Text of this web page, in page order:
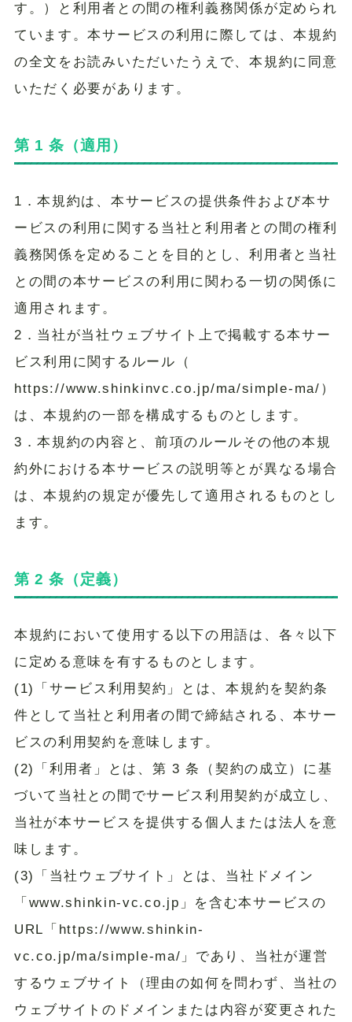
す。）と利用者との間の権利義務関係が定められ
ています。本サービスの利用に際しては、本規約
の全文をお読みいただいたうえで、本規約に同意
いただく必要があります。
第 1 条（適用）
1．本規約は、本サービスの提供条件および本サ
ービスの利用に関する当社と利用者との間の権利
義務関係を定めることを目的とし、利用者と当社
との間の本サービスの利用に関わる一切の関係に
適用されます。
2．当社が当社ウェブサイト上で掲載する本サー
ビス利用に関するルール（
https://www.shinkinvc.co.jp/ma/simple-ma/）
は、本規約の一部を構成するものとします。
3．本規約の内容と、前項のルールその他の本規
約外における本サービスの説明等とが異なる場合
は、本規約の規定が優先して適用されるものとし
ます。
第 2 条（定義）
本規約において使用する以下の用語は、各々以下
に定める意味を有するものとします。
(1)「サービス利用契約」とは、本規約を契約条
件として当社と利用者の間で締結される、本サー
ビスの利用契約を意味します。
(2)「利用者」とは、第 3 条（契約の成立）に基
づいて当社との間でサービス利用契約が成立し、
当社が本サービスを提供する個人または法人を意
味します。
(3)「当社ウェブサイト」とは、当社ドメイン
「www.shinkin-vc.co.jp」を含む本サービスの
URL「https://www.shinkin-
vc.co.jp/ma/simple-ma/」であり、当社が運営
するウェブサイト（理由の如何を問わず、当社の
ウェブサイトのドメインまたは内容が変更された